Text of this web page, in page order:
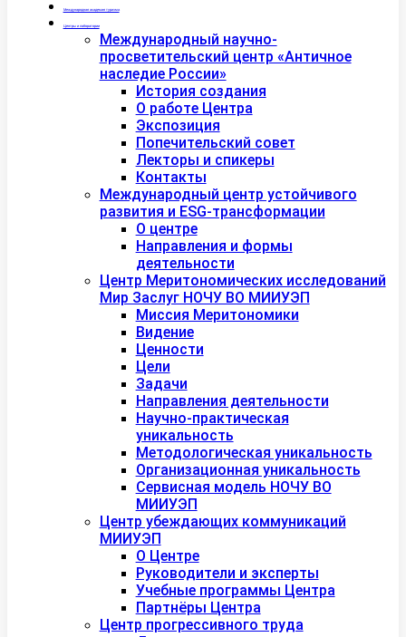
Международная академия туризма
Центры и лаборатории
Международный научно-
просветительский центр «Античное
наследие России»
История создания
О работе Центра
Экспозиция
Попечительский совет
Лекторы и спикеры
Контакты
Международный центр устойчивого
развития и ESG-трансформации
О центре
Направления и формы
деятельности
Центр Меритономических исследований
Мир Заслуг НОЧУ ВО МИИУЭП
Миссия Меритономики
Видение
Ценности
Цели
Задачи
Направления деятельности
Научно-практическая
уникальность
Методологическая уникальность
Организационная уникальность
Сервисная модель НОЧУ ВО
МИИУЭП
Центр убеждающих коммуникаций
МИИУЭП
О Центре
Руководители и эксперты
Учебные программы Центра
Партнёры Центра
Центр прогрессивного труда